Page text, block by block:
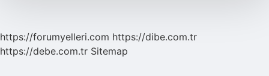
https://forumyelleri.com https://dibe.com.tr
https://debe.com.tr Sitemap